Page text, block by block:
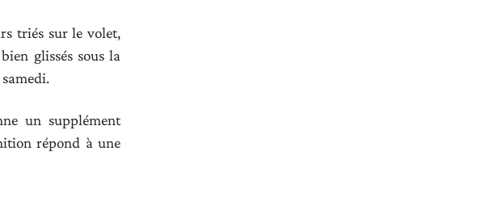
triés sur le volet,
glissés sous la
un supplément
répond à une